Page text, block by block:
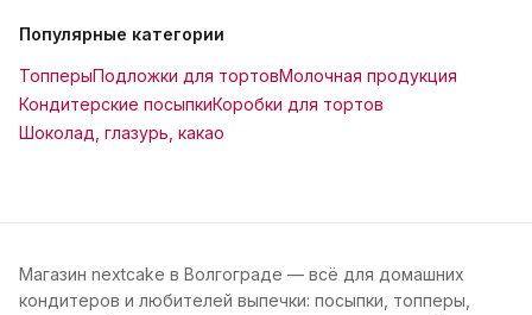
Популярные категории
ТопперыПодложки для тортовМолочная продукция
Кондитерские посыпкиКоробки для тортов
Шоколад, глазурь, какао
Магазин nextcake в Волгограде — всё для домашних
кондитеров и любителей выпечки: посыпки, топперы,